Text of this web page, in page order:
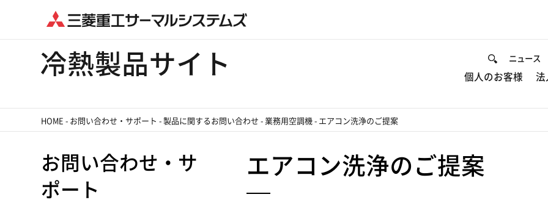
ニュース
個人のお客様 法
HOME - お問い合わせ・サポート -製品に関するお問い合わせ - 業務用空調機 - エアコン洗浄のご提案
エアコン洗浄のご提案
お問い合わせ・サ
ポート